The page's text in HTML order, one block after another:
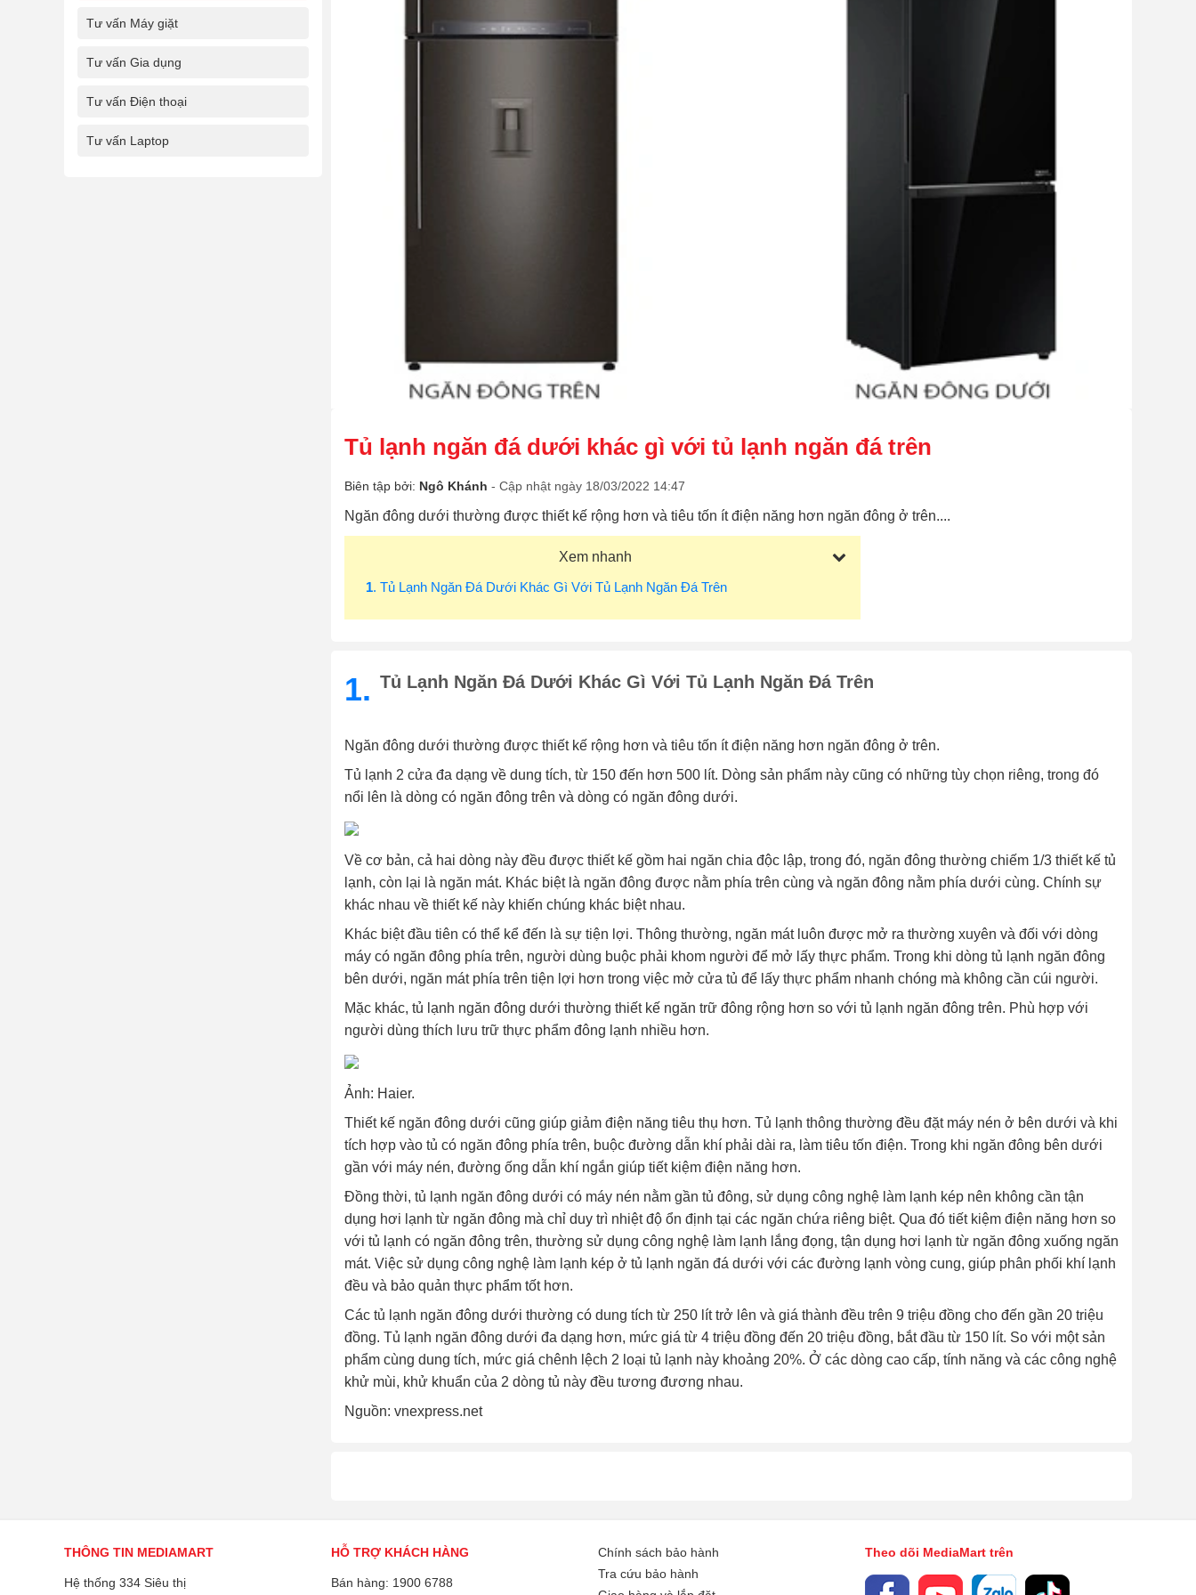
Tư vấn Máy giặt
Tư vấn Gia dụng
Tư vấn Điện thoại
Tư vấn Laptop
Tủ lạnh ngăn đá dưới khác gì với tủ lạnh ngăn đá trên
Biên tập bởi: Ngô Khánh - Cập nhật ngày 18/03/2022 14:47
Ngăn đông dưới thường được thiết kế rộng hơn và tiêu tốn ít điện năng hơn ngăn đông ở trên....
Xem nhanh
1. Tủ Lạnh Ngăn Đá Dưới Khác Gì Với Tủ Lạnh Ngăn Đá Trên
1. Tủ Lạnh Ngăn Đá Dưới Khác Gì Với Tủ Lạnh Ngăn Đá Trên
Ngăn đông dưới thường được thiết kế rộng hơn và tiêu tốn ít điện năng hơn ngăn đông ở trên.
Tủ lạnh 2 cửa đa dạng về dung tích, từ 150 đến hơn 500 lít. Dòng sản phẩm này cũng có những tùy chọn riêng, trong đó
nổi lên là dòng có ngăn đông trên và dòng có ngăn đông dưới.
Về cơ bản, cả hai dòng này đều được thiết kế gồm hai ngăn chia độc lập, trong đó, ngăn đông thường chiếm 1/3 thiết kế tủ
lạnh, còn lại là ngăn mát. Khác biệt là ngăn đông được nằm phía trên cùng và ngăn đông nằm phía dưới cùng. Chính sự
khác nhau về thiết kế này khiến chúng khác biệt nhau.
Khác biệt đầu tiên có thể kể đến là sự tiện lợi. Thông thường, ngăn mát luôn được mở ra thường xuyên và đối với dòng
máy có ngăn đông phía trên, người dùng buộc phải khom người để mở lấy thực phẩm. Trong khi dòng tủ lạnh ngăn đông
bên dưới, ngăn mát phía trên tiện lợi hơn trong việc mở cửa tủ để lấy thực phẩm nhanh chóng mà không cần cúi người.
Mặc khác, tủ lạnh ngăn đông dưới thường thiết kế ngăn trữ đông rộng hơn so với tủ lạnh ngăn đông trên. Phù hợp với
người dùng thích lưu trữ thực phẩm đông lạnh nhiều hơn.
Ảnh: Haier.
Thiết kế ngăn đông dưới cũng giúp giảm điện năng tiêu thụ hơn. Tủ lạnh thông thường đều đặt máy nén ở bên dưới và khi
tích hợp vào tủ có ngăn đông phía trên, buộc đường dẫn khí phải dài ra, làm tiêu tốn điện. Trong khi ngăn đông bên dưới
gần với máy nén, đường ống dẫn khí ngắn giúp tiết kiệm điện năng hơn.
Đồng thời, tủ lạnh ngăn đông dưới có máy nén nằm gần tủ đông, sử dụng công nghệ làm lạnh kép nên không cần tận
dụng hơi lạnh từ ngăn đông mà chỉ duy trì nhiệt độ ổn định tại các ngăn chứa riêng biệt. Qua đó tiết kiệm điện năng hơn so
với tủ lạnh có ngăn đông trên, thường sử dụng công nghệ làm lạnh lắng đọng, tận dụng hơi lạnh từ ngăn đông xuống ngăn
mát. Việc sử dụng công nghệ làm lạnh kép ở tủ lạnh ngăn đá dưới với các đường lạnh vòng cung, giúp phân phối khí lạnh
đều và bảo quản thực phẩm tốt hơn.
Các tủ lạnh ngăn đông dưới thường có dung tích từ 250 lít trở lên và giá thành đều trên 9 triệu đồng cho đến gần 20 triệu
đồng. Tủ lạnh ngăn đông dưới đa dạng hơn, mức giá từ 4 triệu đồng đến 20 triệu đồng, bắt đầu từ 150 lít. So với một sản
phẩm cùng dung tích, mức giá chênh lệch 2 loại tủ lạnh này khoảng 20%. Ở các dòng cao cấp, tính năng và các công nghệ
khử mùi, khử khuẩn của 2 dòng tủ này đều tương đương nhau.
Nguồn: vnexpress.net
THÔNG TIN MEDIAMART
Hệ thống 334 Siêu thị
HỖ TRỢ KHÁCH HÀNG
Bán hàng: 1900 6788
Chính sách bảo hành
Tra cứu bảo hành
Theo dõi MediaMart trên